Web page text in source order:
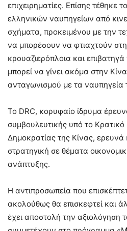
επιχειρηματίες. Επίσης τέθηκε
ελληνικών ναυπηγείων από
σχήματα, προκειμένου με την
να μπορέσουν να φτιαχτούν
κρουαζιερόπλοια και
μπορεί να γίνει ακόμα στην
ανταγωνισμού με τα ναυπηγεία
Το DRC, κορυφαίο ίδρυμα
συμβουλευτικής υπό το
Δημοκρατίας της Κίνας, ερευνά
στρατηγική σε θέματα
ανάπτυξης.
Η αντιπροσωπεία που
ακολούθως θα επισκεφτεί και
έχει αποστολή την